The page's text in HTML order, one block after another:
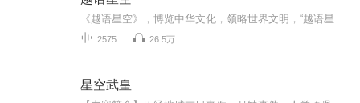
2575 26.5万
星空武皇